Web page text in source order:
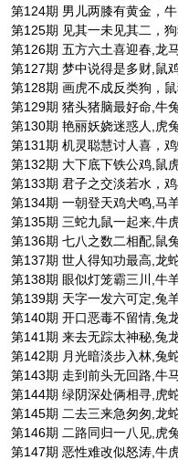
第124期 男儿两膝有黄金，
第125期 见其一未见其二，
第126期 五方六土喜迎春,龙
第127期 梦中说得是多财,鼠
第128期 画虎不成反类狗，
第129期 猪头猪脑最好命,牛
第130期 艳丽妖娆迷惑人,虎
第131期 机灵聪慧讨人喜，
第132期 大下底下铁公鸡,鼠
第133期 君子之交淡若水，
第134期 一朝登天鸡犬鸣,马
第135期 三蛇九鼠一起来,牛
第136期 七八之数二相配,鼠
第137期 世人得知功最高,龙
第138期 眼似灯笼霸三川,牛
第139期 天字一发六可定,兔
第140期 开口恶毒不留情,兔
第141期 来去无踪太神秘,兔
第142期 月光暗淡步入林,兔
第143期 走到前头无回路,牛
第144期 绿阴深处俩相寻,虎
第145期 二去三来急匆匆,龙
第146期 二路同归一八见,虎
第147期 恶性难改似怒涛,牛